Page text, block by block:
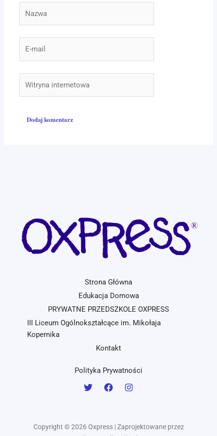
mail
internetowa
Strona Główna
Edukacja Domowa
PRYWATNE PRZEDSZKOLE OXPRESS
III Liceum Ogólnokształcące im. Mikołaja
Kopernika
Kontakt
Polityka Prywatności
Copyright © 2026 Oxpress | Zaprojektowane przez